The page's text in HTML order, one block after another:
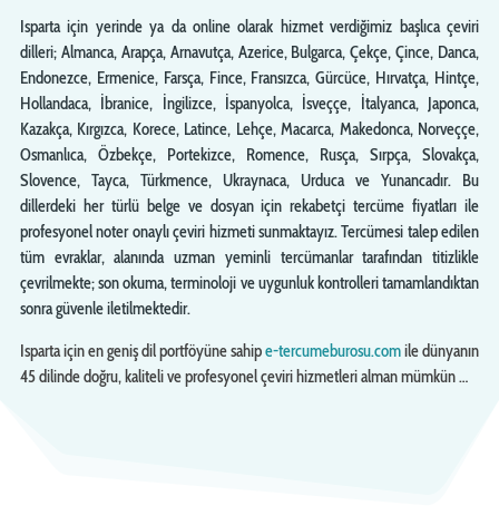
Isparta için yerinde ya da online olarak hizmet verdiğimiz başlıca çeviri
dilleri; Almanca, Arapça, Arnavutça, Azerice, Bulgarca, Çekçe, Çince, Danca,
Endonezce, Ermenice, Farsça, Fince, Fransızca, Gürcüce, Hırvatça, Hintçe,
Hollandaca, İbranice, İngilizce, İspanyolca, İsveççe, İtalyanca, Japonca,
Kazakça, Kırgızca, Korece, Latince, Lehçe, Macarca, Makedonca, Norveççe,
Osmanlıca, Özbekçe, Portekizce, Romence, Rusça, Sırpça, Slovakça,
Slovence, Tayca, Türkmence, Ukraynaca, Urduca ve Yunancadır. Bu
dillerdeki her türlü belge ve dosyan için rekabetçi tercüme fiyatları ile
profesyonel noter onaylı çeviri hizmeti sunmaktayız. Tercümesi talep edilen
tüm evraklar, alanında uzman yeminli tercümanlar tarafından titizlikle
çevrilmekte; son okuma, terminoloji ve uygunluk kontrolleri tamamlandıktan
sonra güvenle iletilmektedir.
Isparta için en geniş dil portföyüne sahipe-tercumeburosu.comile dünyanın
45 dilinde doğru, kaliteli ve profesyonel çeviri hizmetleri alman mümkün …